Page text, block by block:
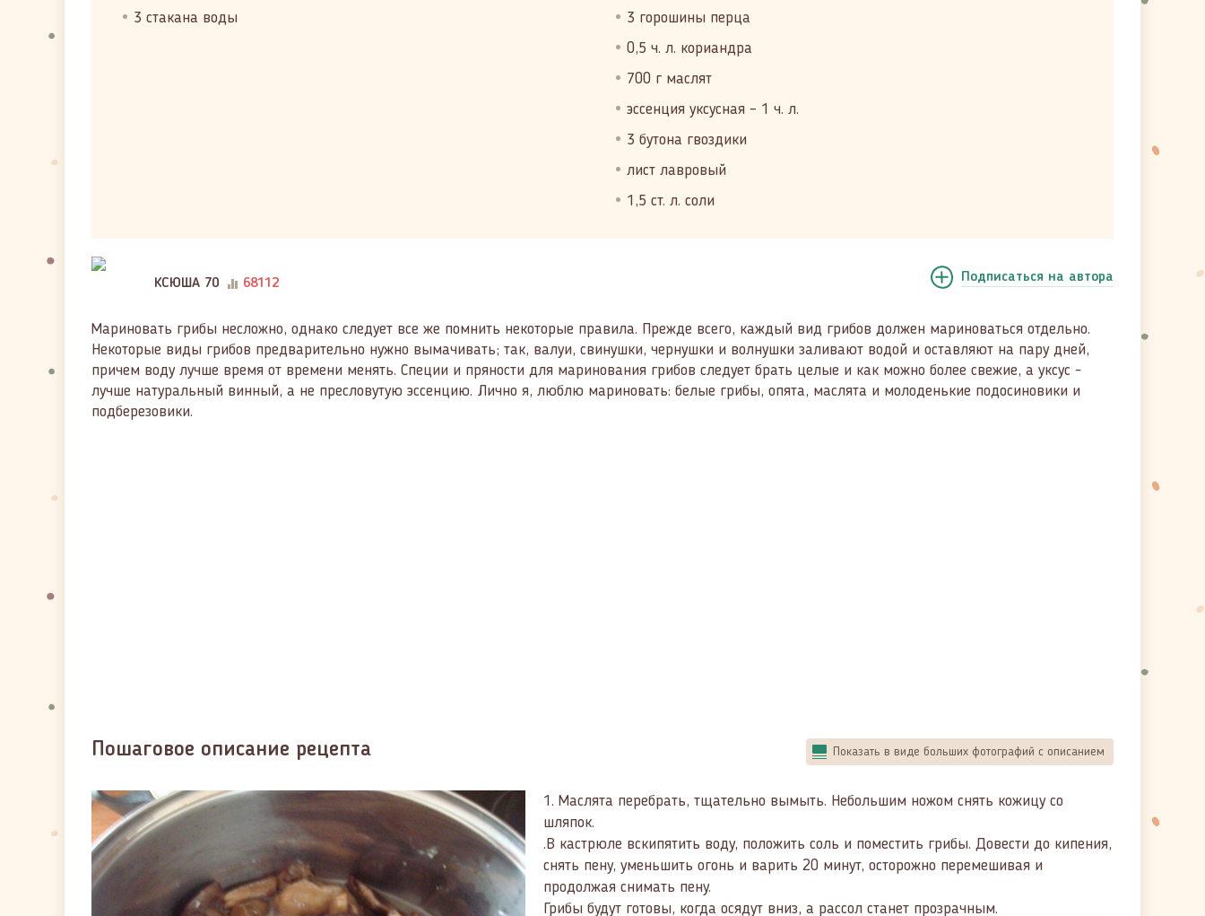
3 стакана воды
3 горошины перца
0,5 ч. л. кориандра
700 г маслят
эссенция уксусная – 1 ч. л.
3 бутона гвоздики
лист лавровый
1,5 ст. л. соли
КСЮША 70 68112 Подписаться на автора
Мариновать грибы несложно, однако следует все же помнить некоторые правила. Прежде всего, каждый вид грибов должен мариноваться отдельно.
Некоторые виды грибов предварительно нужно вымачивать; так, валуи, свинушки, чернушки и волнушки заливают водой и оставляют на пару дней,
причем воду лучше время от времени менять. Специи и пряности для маринования грибов следует брать целые и как можно более свежие, а уксус -
лучше натуральный винный, а не пресловутую эссенцию. Лично я, люблю мариновать: белые грибы, опята, маслята и молоденькие подосиновики и
подберезовики.
Пошаговое описание рецепта Показать в виде больших фотографий с описанием
1. Маслята перебрать, тщательно вымыть. Небольшим ножом снять кожицу со
шляпок.
.В кастрюле вскипятить воду, положить соль и поместить грибы. Довести до кипения,
снять пену, уменьшить огонь и варить 20 минут, осторожно перемешивая и
продолжая снимать пену.
Грибы будут готовы, когда осядут вниз, а рассол станет прозрачным.